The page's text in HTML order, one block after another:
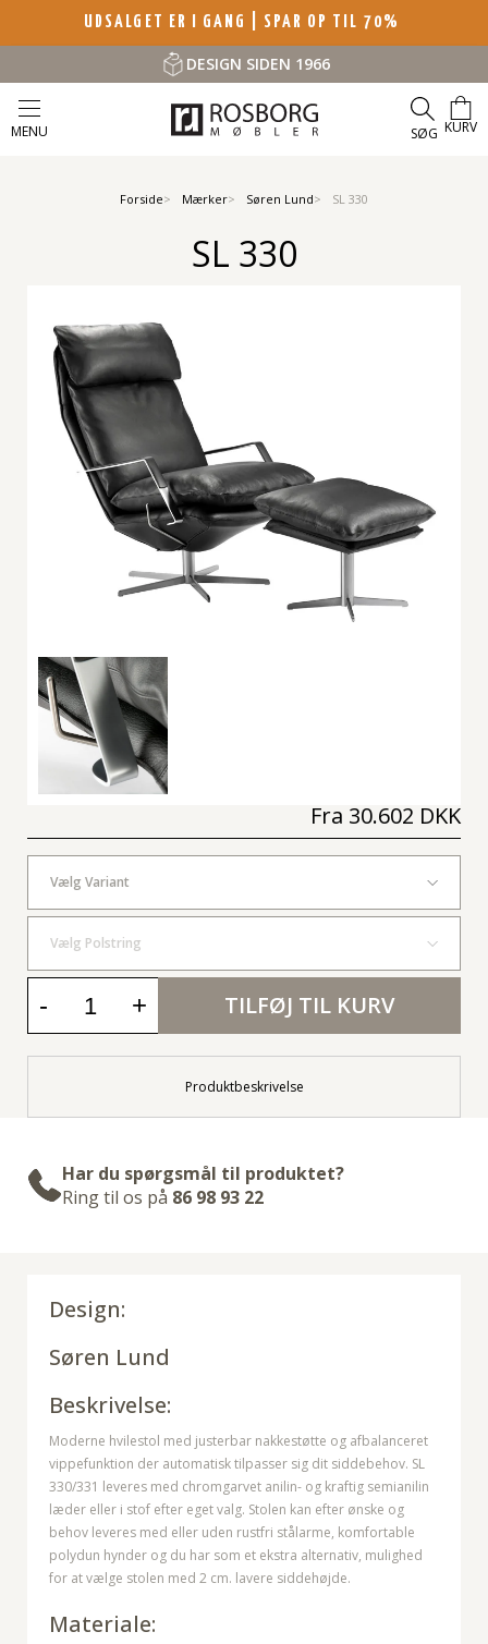
UDSALGET ER I GANG | SPAR OP TIL 70%
DESIGN SIDEN 1966
MENU SØG KURV
Forside Mærker Søren Lund SL 330
SL 330
Fra 30.602 DKK
Vælg Variant
Vælg Polstring
- + TILFØJ TIL KURV
Produktbeskrivelse
Har du spørgsmål til produktet?
Ring til os på 86 98 93 22
Design:
Søren Lund
Beskrivelse:
Moderne hvilestol med justerbar nakkestøtte og afbalanceret
vippefunktion der automatisk tilpasser sig dit siddebehov. SL
330/331 leveres med chromgarvet anilin- og kraftig semianilin
læder eller i stof efter eget valg. Stolen kan efter ønske og
behov leveres med eller uden rustfri stålarme, komfortable
polydun hynder og du har som et ekstra alternativ, mulighed
for at vælge stolen med 2 cm. lavere siddehøjde.
Materiale: